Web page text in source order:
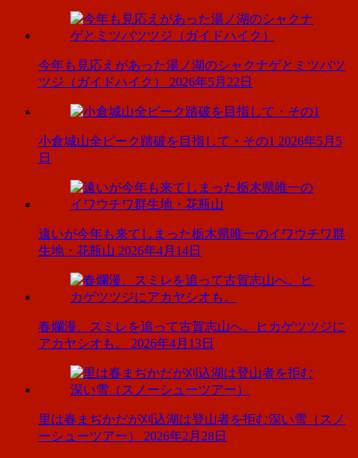
今年も見応えがあった湯ノ湖のシャクナゲとミツバツ
ツジ（ガイドハイク）
2026年5月22日
小倉城山全ピーク踏破を目指して・その1 2026年5月5
日
遠いが今年も来てしまった栃木県唯一のイワウチワ群
生地・花瓶山 2026年4月14日
春爛漫、スミレを追って古賀志山へ。ヒカゲツツジに
アカヤシオも。
2026年4月13日
里は春まぢかだが刈込湖は登山者を拒む深い雪（スノ
ーシューツアー）
2026年2月28日